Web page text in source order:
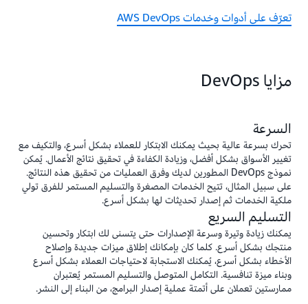
تعرّف على أدوات وخدمات AWS DevOps
مزايا DevOps
السرعة
تحرك بسرعة عالية بحيث يمكنك الابتكار للعملاء بشكل أسرع، والتكيف مع
تغيير الأسواق بشكل أفضل، وزيادة الكفاءة في تحقيق نتائج الأعمال. يُمكن
نموذج DevOps المطورين لديك وفرق العمليات من تحقيق هذه النتائج.
على سبيل المثال، تتيح الخدمات المصغرة والتسليم المستمر للفرق تولي
ملكية الخدمات ثم إصدار تحديثات لها بشكل أسرع.
التسليم السريع
يمكنك زيادة وتيرة وسرعة الإصدارات حتى يتسنى لك ابتكار وتحسين
منتجك بشكل أسرع. كلما كان بإمكانك إطلاق ميزات جديدة وإصلاح
الأخطاء بشكل أسرع، يُمكنك الاستجابة لاحتياجات العملاء بشكل أسرع
وبناء ميزة تنافسية. التكامل المتوصل والتسليم المستمر يُعتبران
ممارستين تعملان على أتمتة عملية إصدار البرامج، من البناء إلى النشر.